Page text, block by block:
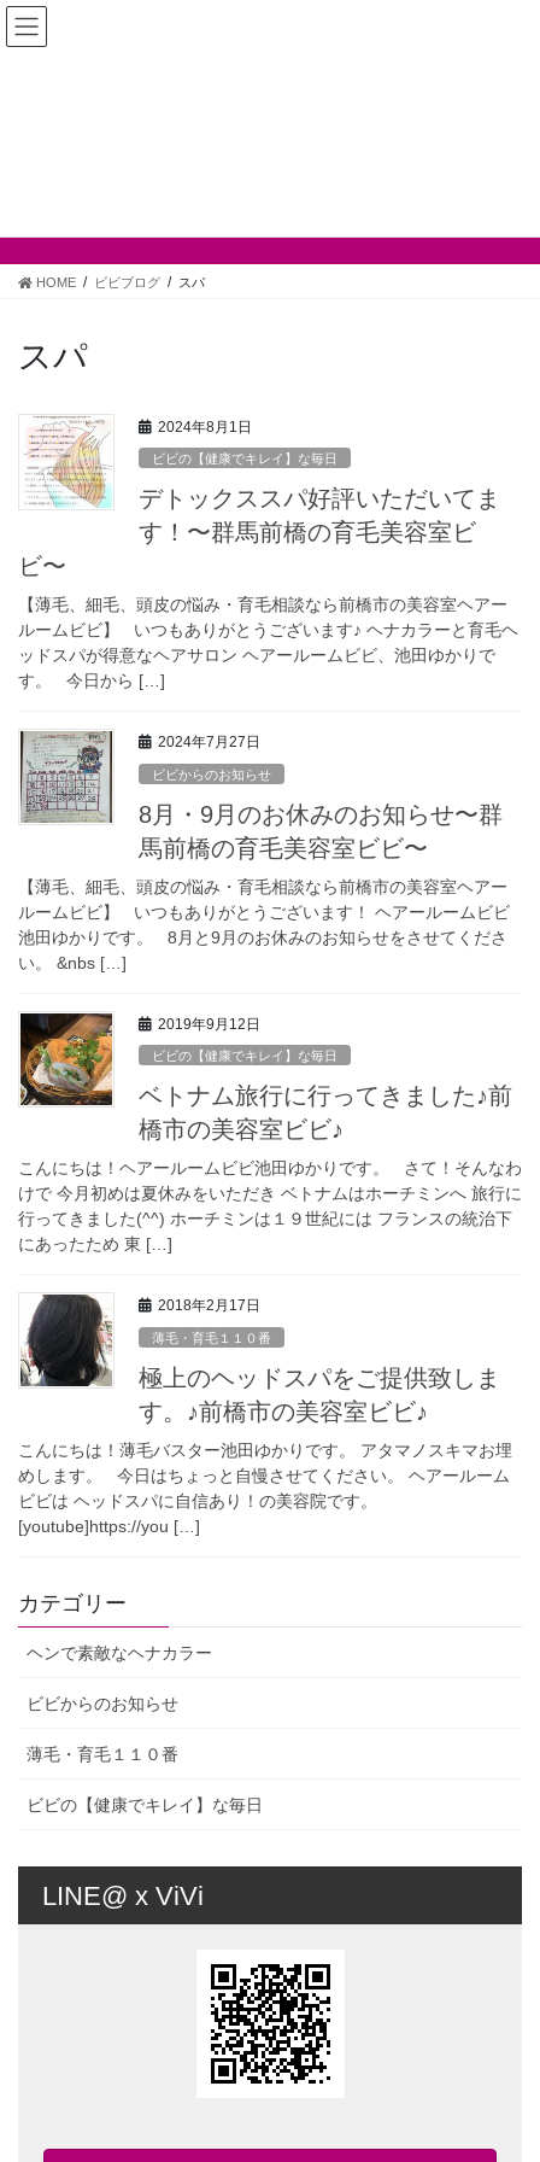
コ
ン
プ
ナ
ビ
動
HOME ビビブログ スパ
スパ
2024年8月1日
ビビの【健康でキレイ】な毎日
デトックススパ好評いただいてま
す！〜群馬前橋の育毛美容室ビ
ビ〜
【薄毛、細毛、頭皮の悩み・育毛相談なら前橋市の美容室ヘアー
ルームビビ】 いつもありがとうございます♪ ヘナカラーと育毛ヘ
ッドスパが得意なヘアサロン ヘアールームビビ、池田ゆかりで
す。 今日から […]
2024年7月27日
ビビからのお知らせ
8月・9月のお休みのお知らせ〜群
馬前橋の育毛美容室ビビ〜
【薄毛、細毛、頭皮の悩み・育毛相談なら前橋市の美容室ヘアー
ルームビビ】 いつもありがとうございます！ ヘアールームビビ
池田ゆかりです。 8月と9月のお休みのお知らせをさせてくださ
い。 &nbs […]
2019年9月12日
ビビの【健康でキレイ】な毎日
ベトナム旅行に行ってきました♪前
橋市の美容室ビビ♪
こんにちは！ヘアールームビビ池田ゆかりです。 さて！そんなわ
けで 今月初めは夏休みをいただき ベトナムはホーチミンへ 旅行に
行ってきました(^^) ホーチミンは１９世紀には フランスの統治下
にあったため 東 […]
2018年2月17日
薄毛・育毛１１０番
極上のヘッドスパをご提供致しま
す。♪前橋市の美容室ビビ♪
こんにちは！薄毛バスター池田ゆかりです。 アタマノスキマお埋
めします。 今日はちょっと自慢させてください。 ヘアールーム
ビビは ヘッドスパに自信あり！の美容院です。
[youtube]https://you […]
カテゴリー
ヘンで素敵なヘナカラー
ビビからのお知らせ
薄毛・育毛１１０番
ビビの【健康でキレイ】な毎日
LINE@ x ViVi